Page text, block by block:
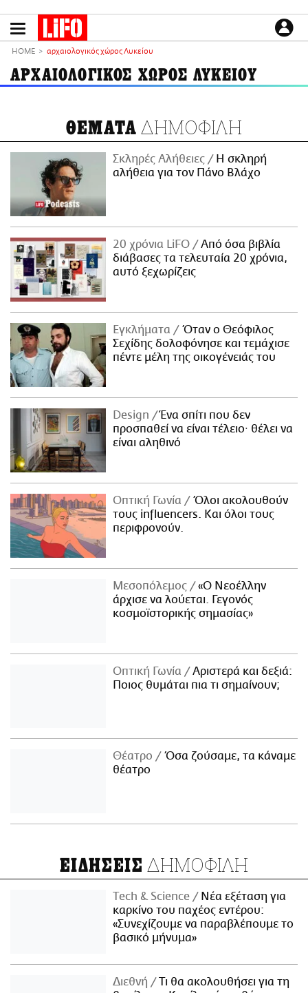
το
LIFO SHOP
NEWSLETTER
ΜΙΚΡΟΠΡΑΓΜΑΤΑ
THE GOOD LIFO
LIFOLAND
CITY GUIDE
ΑΜΠΑ
PRINT
ΕΙΔΗΣΕΙΣ
CULTURE
PODCASTS
Plus
HOME αρχαιολογικός χώρος Λυκείου
ΑΡΧΑΙΟΛΟΓΙΚΟΣ ΧΩΡΟΣ ΛΥΚΕΙΟΥ
ΘΕΜΑΤΑ ΔΗΜΟΦΙΛΗ
Σκληρές Αλήθειες
H σκληρή
αλήθεια για τον Πάνο Βλάχο
20 χρόνια LiFO
Από όσα βιβλία
διάβασες τα τελευταία 20 χρόνια,
αυτό ξεχωρίζεις
Εγκλήματα
Όταν ο Θεόφιλος
Σεχίδης δολοφόνησε και τεμάχισε
πέντε μέλη της οικογένειάς του
Design
Ένα σπίτι που δεν
προσπαθεί να είναι τέλειο· θέλει να
είναι αληθινό
Οπτική Γωνία
Όλοι ακολουθούν
τους influencers. Και όλοι τους
περιφρονούν.
Μεσοπόλεμος
«Ο Νεοέλλην
άρχισε να λούεται. Γεγονός
κοσμοϊστορικής σημασίας»
Οπτική Γωνία
Αριστερά και δεξιά:
Ποιος θυμάται πια τι σημαίνουν;
Θέατρο
Όσα ζούσαμε, τα κάναμε
θέατρο
ΕΙΔΗΣΕΙΣ ΔΗΜΟΦΙΛΗ
Τech & Science
Νέα εξέταση για
καρκίνο του παχέος εντέρου:
«Συνεχίζουμε να παραβλέπουμε το
βασικό μήνυμα»
Διεθνή
Τι θα ακολουθήσει για τη